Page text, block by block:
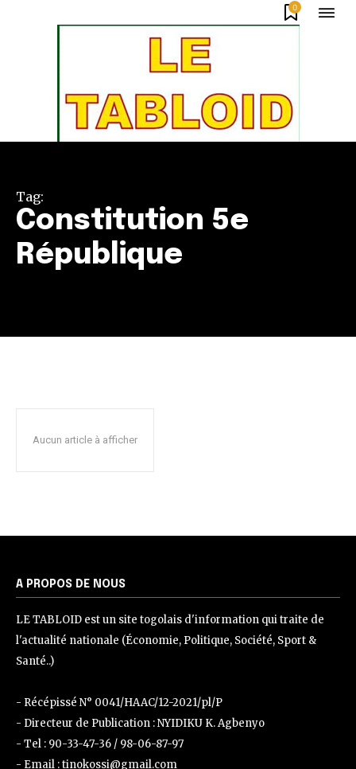
0
Tag:
Constitution 5e
République
Aucun article à afficher
A PROPOS DE NOUS
LE TABLOID est un site togolais d'information qui traite de
l'actualité nationale (Économie, Politique, Société, Sport &
Santé..)
- Récépissé N° 0041/HAAC/12-2021/pl/P
- Directeur de Publication : NYIDIKU K. Agbenyo
- Tel : 90-33-47-36 / 98-06-87-97
- Email : tinokossi@gmail.com